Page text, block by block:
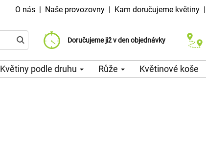
O nás | Naše provozovny | Kam doručujeme květiny |
Doručujeme již v den objednávky
Doručujeme již od 99 Kč
Možný výběr času a dne doručení
Květiny podle druhu Růže Květinové koše